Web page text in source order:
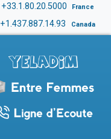
+33.1.80.20.5000 France
+1.437.887.14.93 Canada